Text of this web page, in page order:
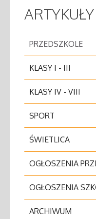
ARTYKUŁY
PRZEDSZKOLE
KLASY I - III
KLASY IV - VIII
SPORT
ŚWIETLICA
OGŁOSZENIA
OGŁOSZENIA
ARCHIWUM